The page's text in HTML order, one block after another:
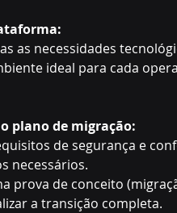
as necessidades
ideal para cada
plano de migração:
de segurança e
necessários.
prova de conceito
a transição completa.